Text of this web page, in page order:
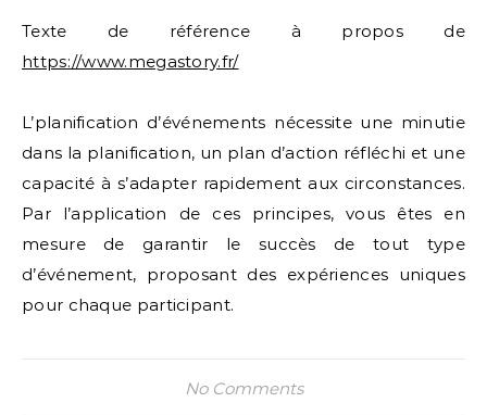
Texte de référence à propos de
https://www.megastory.fr/
L’planification d’événements nécessite une minutie
dans la planification, un plan d’action réfléchi et une
capacité à s’adapter rapidement aux circonstances.
Par l’application de ces principes, vous êtes en
mesure de garantir le succès de tout type
d’événement, proposant des expériences uniques
pour chaque participant.
No Comments